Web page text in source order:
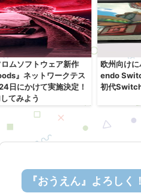
ムソフトウェア新作
』ネットワークテス
日にかけて実施決定！
てみよう
欧州向け
endo
初代
『おうえん』よろしく！